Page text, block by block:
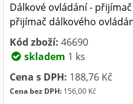
Dálkové ovládání -
přijímač dálkového
Kód zboží: 46690
skladem 1 ks
Cena s DPH: 188,76 Kč
Cena bez DPH: 156,00 Kč